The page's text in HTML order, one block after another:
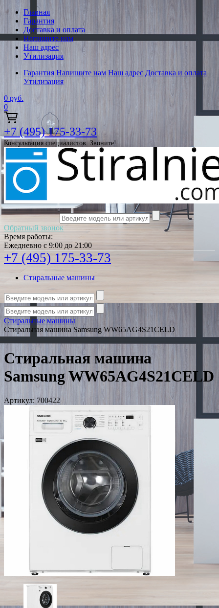
Главная
Гарантия
Доставка и оплата
Напишите нам
Наш адрес
Утилизация
Гарантия Напишите нам Наш адрес Доставка и оплата
Утилизация
0 руб.
0
+7 (495) 175-33-73
Консультация специалистов. Звоните!
Обратный звонок
Время работы:
Ежедневно с 9:00 до 21:00
+7 (495) 175-33-73
Стиральные машины
Стиральные машины
Стиральная машина Samsung WW65AG4S21CELD
Стиральная машина
Samsung WW65AG4S21CELD
Артикул: 700422